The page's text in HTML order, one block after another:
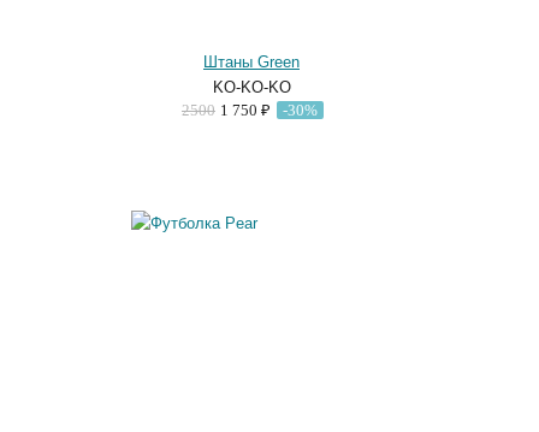
Штаны Green
KO-KO-KO
2500 1 750 ₽ -30%